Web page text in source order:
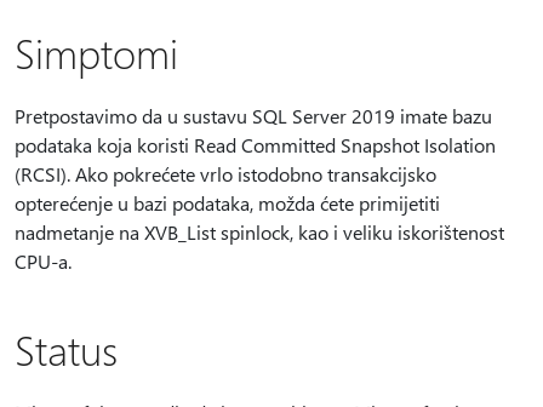
Simptomi
Pretpostavimo da u sustavu SQL Server 2019 imate bazu
podataka koja koristi Read Committed Snapshot Isolation
(RCSI). Ako pokrećete vrlo istodobno transakcijsko
opterećenje u bazi podataka, možda ćete primijetiti
nadmetanje na XVB_List spinlock, kao i veliku iskorištenost
CPU-a.
Status